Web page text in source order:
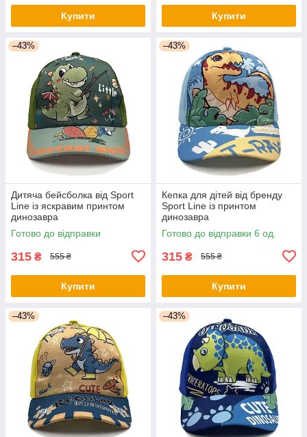
Купити Купити
–43%
Дитяча бейсболка від Sport
Line із яскравим принтом
динозавра
Готово до відправки
315 ₴ 555 ₴
Купити
–43%
Кепка для дітей від бренду
Sport Line із принтом
динозавра
Готово до відправки 6 од.
315 ₴ 555 ₴
Купити
–43% –43%